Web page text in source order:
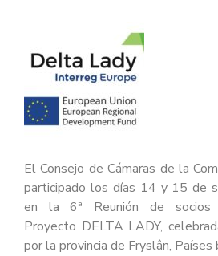
El Consejo de Cámaras de la
participado los días 14 y 15 de
en la 6ª Reunión de socios
Proyecto DELTA LADY,
por la provincia de Fryslân, Países